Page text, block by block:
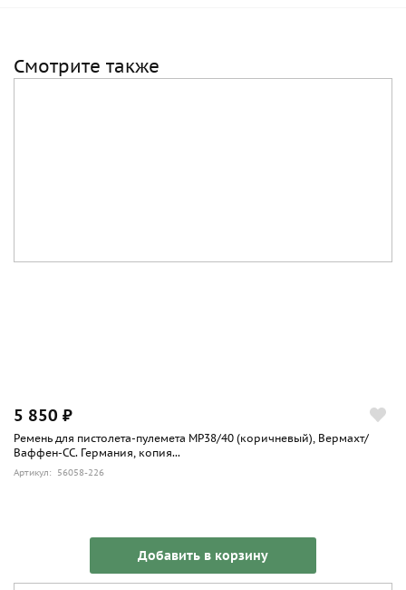
Смотрите также
5 850 ₽
Ремень для пистолета-пулемета MP38/40 (коричневый), Вермахт/
Ваффен-СС. Германия, копия...
Артикул: 56058-226
Добавить в корзину